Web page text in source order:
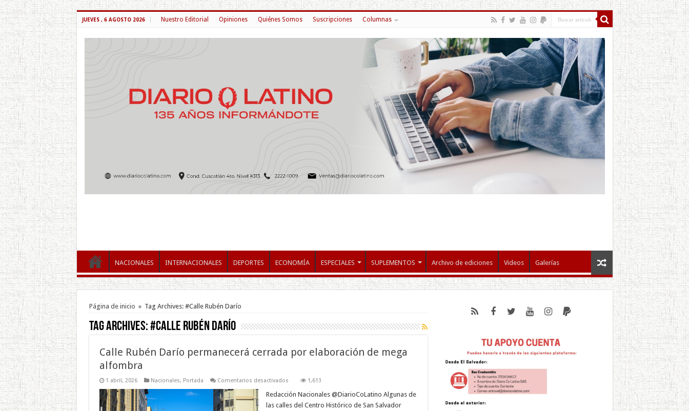
JUEVES , 6 AGOSTO 2026 Nuestro Editorial Opiniones Quiénes Somos Suscripciones Columnas
NACIONALES INTERNACIONALES DEPORTES ECONOMÍA ESPECIALES SUPLEMENTOS Archivo de ediciones Videos Galerías
Página de inicio » Tag Archives: #Calle Rubén Darío
Tag Archives:#Calle Rubén Darío
Calle Rubén Darío permanecerá cerrada por elaboración de mega
alfombra
1 abril, 2026 Nacionales, Portada Comentarios desactivadosen
Rubén
permanecerá
1,613
Redacción Nacionales @DiarioCoLatino Algunas de
las calles del Centro Histórico de San Salvador